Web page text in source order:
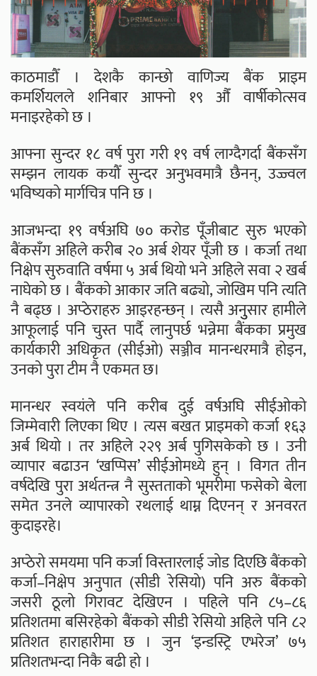
काठमाडौँ । देशकै कान्छो वाणिज्य बैंक प्राइम
कमर्शियलले शनिबार आफ्नो १९ औँ वार्षीकोत्सव
मनाइरहेको छ ।
आफ्ना सुन्दर १८ वर्ष पुरा गरी १९ वर्ष लाग्दैगर्दा बैंकसँग
सम्झन लायक कयौँ सुन्दर अनुभवमात्रै छैनन्, उज्ज्वल
भविष्यको मार्गचित्र पनि छ ।
आजभन्दा १९ वर्षअघि ७० करोड पूँजीबाट सुरु भएको
बैंकसँग अहिले करीब २० अर्ब शेयर पूँजी छ । कर्जा तथा
निक्षेप सुरुवाति वर्षमा ५ अर्ब थियो भने अहिले सवा २ खर्ब
नाघेको छ । बैंकको आकार जति बढ्यो, जोखिम पनि त्यति
नै बढ्छ । अप्ठेराहरु आइरहन्छन् । त्यसै अनुुसार हामीले
आफूलाई पनि चुस्त पार्दै लानुपर्छ भन्नेमा बैंकका प्रमुख
कार्यकारी अधिकृत (सीईओ) सञ्जीव मानन्धरमात्रै होइन,
उनको पुरा टीम नै एकमत छ।
मानन्धर स्वयंले पनि करीब दुई वर्षअघि सीईओको
जिम्मेवारी लिएका थिए । त्यस बखत प्राइमको कर्जा १६३
अर्ब थियो । तर अहिले २२९ अर्ब पुगिसकेको छ । उनी
व्यापार बढाउन ‘खप्पिस’ सीईओमध्ये हुन् । विगत तीन
वर्षदेखि पुरा अर्थतन्त्र नै सुस्तताको भूमरीमा फसेको बेला
समेत उनले व्यापारको रथलाई थाम्न दिएनन् र अनवरत
कुदाइरहे।
अप्ठेरो समयमा पनि कर्जा विस्तारलाई जोड दिएछि बैंकको
कर्जा–निक्षेप अनुपात (सीडी रेसियो) पनि अरु बैंकको
जसरी ठूलो गिरावट देखिएन । पहिले पनि ८५–८६
प्रतिशतमा बसिरहेको बैंकको सीडी रेसियो अहिले पनि ८२
प्रतिशत हाराहारीमा छ । जुन ‘इन्डस्ट्रि एभरेज’ ७५
प्रतिशतभन्दा निकै बढी हो ।